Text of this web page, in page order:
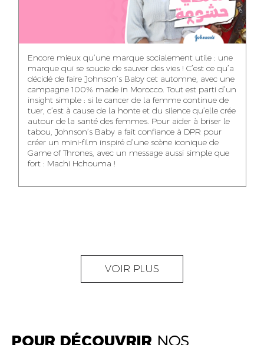
AYOUB HAMMOUDI
MOTION DESIGNER
SAWSANE LAHBIBI
PRODUCTION
DIRECTOR
KARIM OUNZAR
AUDIOVISUAL
CONTENT CREATOR
ZAKARIA BENNANI
TRAFFIC MANAGER
NOUR-ELHOUDA
YOUBI IDRISSI
PROJECT
MANAGER
AGENT
GHITA SFINY
ACCOUNTANT
OUMAIMA HABIBA
Encore mieux qu’une marque socialement utile : une
marque qui se soucie de sauver des vies ! C’est ce qu’a
décidé de faire Johnson’s Baby cet automne, avec une
campagne 100% made in Morocco. Tout est parti d’un
insight simple : si le cancer de la femme continue de
tuer, c’est à cause de la honte et du silence qu’elle crée
autour de la santé des femmes. Pour aider à briser le
tabou, Johnson’s Baby a fait confiance à DPR pour
créer un mini-film inspiré d’une scène iconique de
Game of Thrones, avec un message aussi simple que
fort : Machi Hchouma !
VOIR PLUS
POUR DÉCOUVRIR NOS